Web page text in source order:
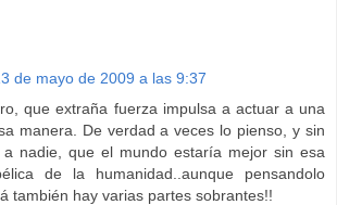
de mayo de 2009 a las 9:37
que extraña fuerza impulsa a actuar a una
manera. De verdad a veces lo pienso, y sin
nadie, que el mundo estaría mejor sin esa
de la humanidad..aunque pensandolo
también hay varias partes sobrantes!!